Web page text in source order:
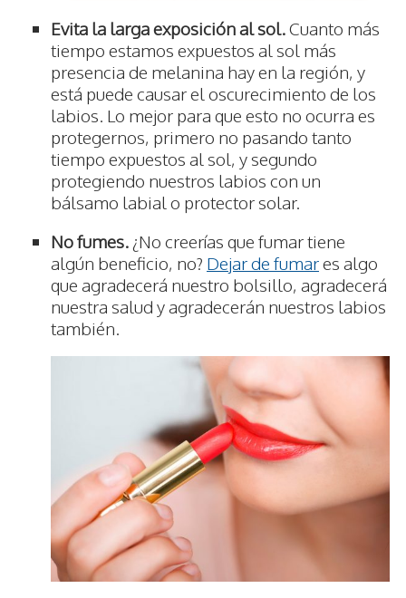
Evita la larga exposición al sol.Cuanto más
tiempo estamos expuestos al sol más
presencia de melanina hay en la región, y
está puede causar el oscurecimiento de los
labios. Lo mejor para que esto no ocurra es
protegernos, primero no pasando tanto
tiempo expuestos al sol, y segundo
protegiendo nuestros labios con un
bálsamo labial o protector solar.
No fumes. ¿No creerías que fumar tiene
algún beneficio, no? Dejar de fumares algo
que agradecerá nuestro bolsillo, agradecerá
nuestra salud y agradecerán nuestros labios
también.